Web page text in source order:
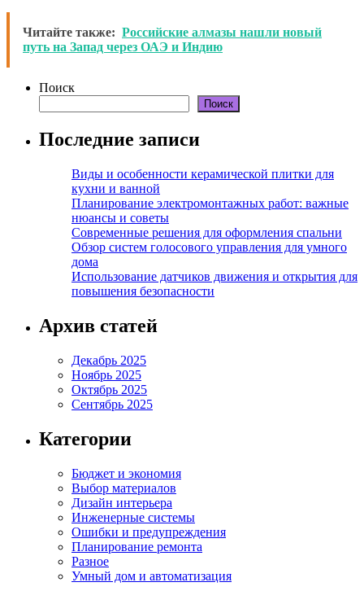
Читайте также: Российские алмазы нашли новый
путь на Запад через ОАЭ и Индию
Поиск
Поиск
Последние записи
Виды и особенности керамической плитки для
кухни и ванной
Планирование электромонтажных работ: важные
нюансы и советы
Современные решения для оформления спальни
Обзор систем голосового управления для умного
дома
Использование датчиков движения и открытия для
повышения безопасности
Архив статей
Декабрь 2025
Ноябрь 2025
Октябрь 2025
Сентябрь 2025
Категории
Бюджет и экономия
Выбор материалов
Дизайн интерьера
Инженерные системы
Ошибки и предупреждения
Планирование ремонта
Разное
Умный дом и автоматизация